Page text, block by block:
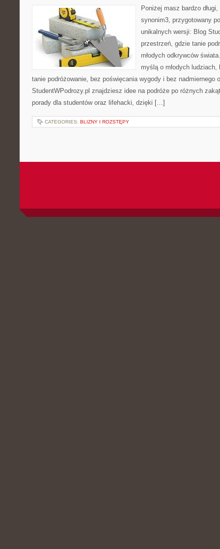
Poniżej masz bardzo
synonim3, przygotowany
unikalnych wersji: Blog
przestrzeń, gdzie tanie
młodych odkrywców
myślą o młodych
tanie podróżowanie, bez poświęcania wygody i bez nadmiernego
StudentWPodrozy.pl znajdziesz idee na podróże po różnych
porady dla studentów oraz lifehacki, dzięki […]
CATEGORIES: BLIZNY I ROZSTĘPY